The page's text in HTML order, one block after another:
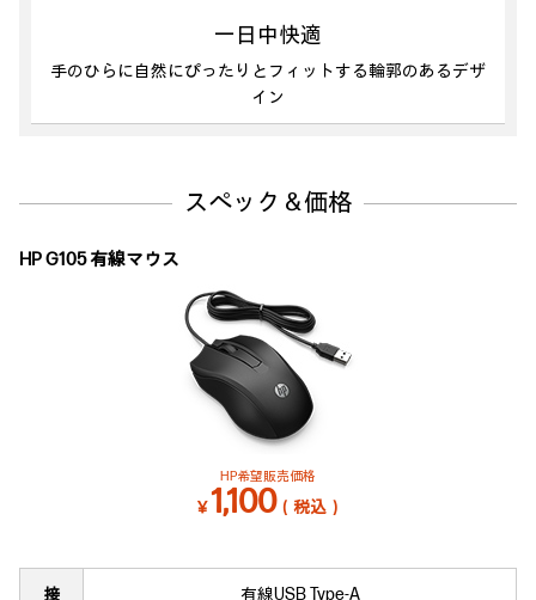
一日中快適
手のひらに自然にぴったりとフィットする輪郭のあるデザ
イン
スペック＆価格
HP G105 有線マウス
HP希望販売価格
￥1,100（税込）
接
有線USB Type-A